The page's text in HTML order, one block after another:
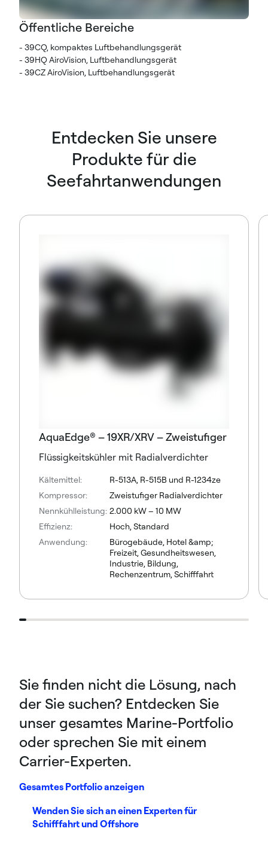
Öffentliche Bereiche
- 39CQ, kompaktes Luftbehandlungsgerät
- 39HQ AiroVision, Luftbehandlungsgerät
- 39CZ AiroVision, Luftbehandlungsgerät
Entdecken Sie unsere
Produkte für die
Seefahrtanwendungen
AquaEdge® – 19XR/XRV – Zweistufiger
Flüssigkeitskühler mit Radialverdichter
Kältemittel:
R-513A, R-515B und R-1234ze
Kompressor:
Zweistufiger Radialverdichter
Nennkühlleistung: 2.000 kW – 10 MW
Effizienz:
Hoch, Standard
Anwendung:
Bürogebäude, Hotel &amp;
Freizeit, Gesundheitswesen,
Industrie, Bildung,
Rechenzentrum, Schifffahrt
Sie finden nicht die Lösung, nach
der Sie suchen? Entdecken Sie
unser gesamtes Marine-Portfolio
oder sprechen Sie mit einem
Carrier-Experten.
Gesamtes Portfolio anzeigen
Wenden Sie sich an einen Experten für
Schifffahrt und Offshore